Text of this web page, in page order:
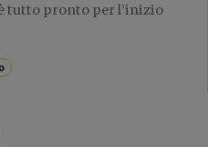
tutto pronto per l’inizio